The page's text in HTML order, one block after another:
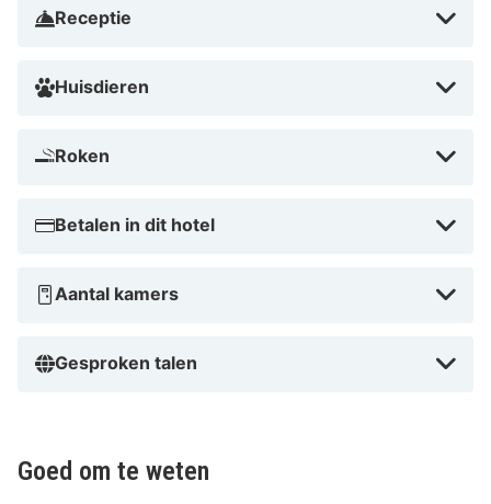
Receptie
Huisdieren
Roken
Betalen in dit hotel
Aantal kamers
Gesproken talen
Goed om te weten